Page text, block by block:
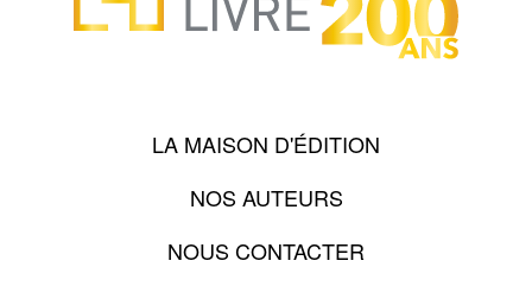
LA MAISON D'ÉDITION
NOS AUTEURS
NOUS CONTACTER